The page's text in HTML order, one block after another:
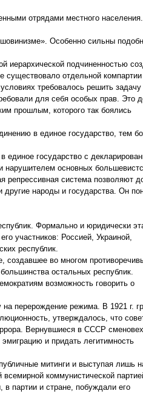
отрядами местного населения.
Особенно сильны
иерархической подчиненностью
существовало отдельной
требовалось решить задачу
для себя особых прав. Это
прошлым, которого так боялись
в единое государство, тем
единое государство с
нарушителем основных
репрессивная система позволяют
другие народы и государства. Он
Формально и юридически
участников: Россией, Украиной,
республик.
создавшее во многом
остальных республик.
возможность говорить о
перерождение режима. В 1921 г.
утверждалось, что
Вернувшиеся в СССР
и придать легитимность
митинги и выступая лишь
коммунистической
партии и стране, побуждали его